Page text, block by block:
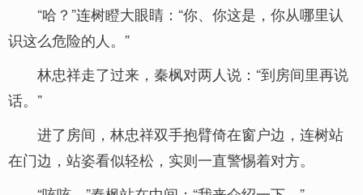
“哈？”连树瞪大眼睛：“你、你这是，你从哪里认
识这么危险的人。”
林忠祥走了过来，秦枫对两人说：“到房间里再说
话。”
进了房间，林忠祥双手抱臂倚在窗户边，连树站
在门边，站姿看似轻松，实则一直警惕着对方。